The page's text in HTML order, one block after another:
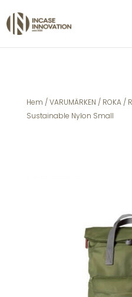
Hem /VARUMÄRKEN / ROKA/
Sustainable Nylon Small